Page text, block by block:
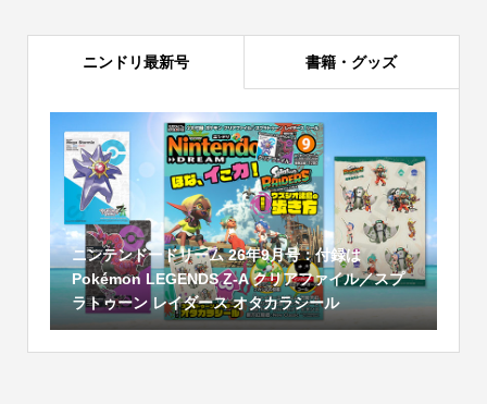
ニンドリ最新号 書籍・グッズ
ニンテンドードリーム 26年9月号：付録は
Pokémon LEGENDS Z-A クリアファイル／スプ
ラトゥーン レイダース オタカラシール